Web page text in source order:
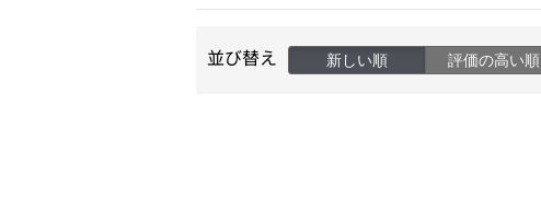
並び替え 新しい順 評価の高い順